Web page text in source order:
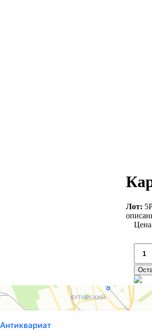
Лот:
Цена